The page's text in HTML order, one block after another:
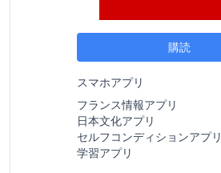
購読
スマホアプリ
フランス情報アプリ
日本文化アプリ
セルフコンディションアプリ
学習アプリ